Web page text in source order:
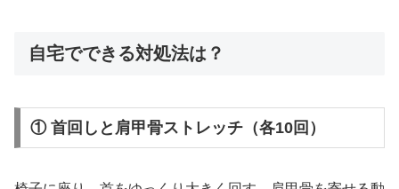
自宅でできる対処法は？
① 首回しと肩甲骨ストレッチ（各10回）